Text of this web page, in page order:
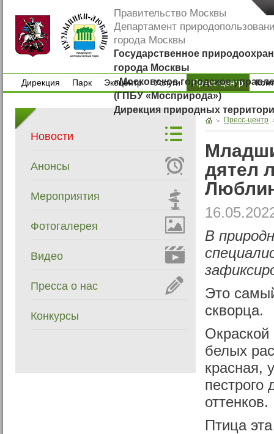
Правительство Москвы
Департамент
города Москвы
Государственное
города Москвы
«Московское городское
(ГПБУ «Мосприрода»)
Дирекция природных
Дирекция
Парк
Экоцентр
Экоцентр
Услуги
Услуги
Пресс-центр
Новости
Анонсы
Мероприятия
Фотогалерея
Видео
Пресса о нас
Конкурсы
Пресс-центр
дятел
В
Это
скворца.
Окраской
белых
красная,
пестрого
оттенков.
Птица